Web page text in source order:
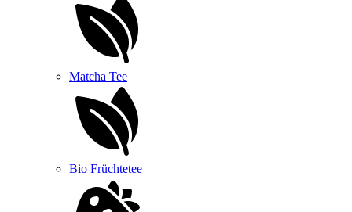
Matcha Tee
Bio Früchtetee